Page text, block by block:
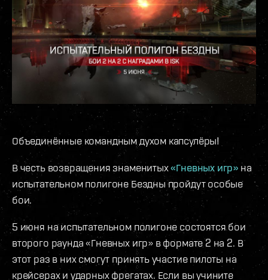
Объединённые командным духом капсулёры!
В честь возвращения знаменитых«Гневных игр» на
испытательном полигоне Бездны пройдут особые
бои.
5 июня на испытательном полигоне состоятся бои
второго раунда «Гневных игр» в формате 2 на 2. В
этот раз в них смогут принять участие пилоты на
крейсерах и ударных фрегатах. Если вы учините